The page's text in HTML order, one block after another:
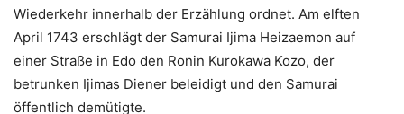
Wiederkehr innerhalb der Erzählung ordnet. Am elften
April 1743 erschlägt der Samurai Ijima Heizaemon auf
einer Straße in Edo den Ronin Kurokawa Kozo, der
betrunken Ijimas Diener beleidigt und den Samurai
öffentlich demütigte.